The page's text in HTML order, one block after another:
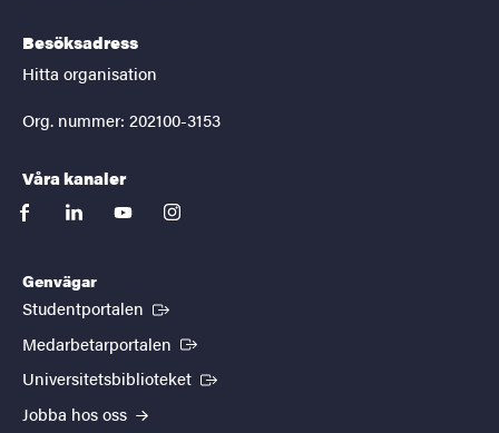
Besöksadress
Hitta organisation
Org. nummer: 202100-3153
Våra kanaler
facebooklinkedinyoutubeinstagram
Genvägar
Studentportalen (Extern länk)
Medarbetarportalen (Extern länk)
Universitetsbiblioteket (Extern länk)
Jobba hos oss